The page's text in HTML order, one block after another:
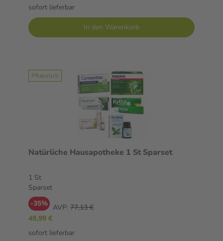
sofort lieferbar
In den Warenkorb
Pflanzlich
Natürliche Hausapotheke 1 St Sparset
1 St
Sparset
-35% AVP: 77,13 €
49,99 €
sofort lieferbar